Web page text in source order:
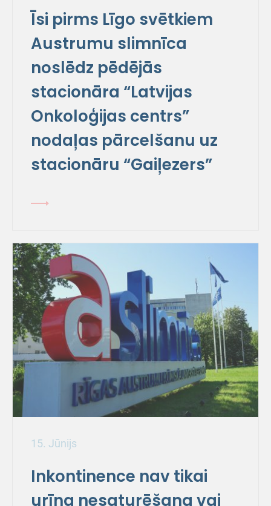
Īsi pirms Līgo svētkiem
Austrumu slimnīca
noslēdz pēdējās
stacionāra “Latvijas
Onkoloģijas centrs”
nodaļas pārcelšanu uz
stacionāru “Gaiļezers”
15. Jūnijs
Inkontinence nav tikai
urīna nesaturēšana vai